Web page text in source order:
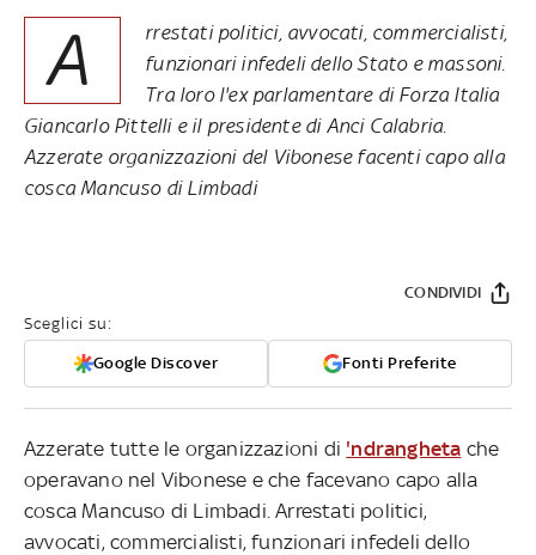
A
rrestati politici, avvocati, commercialisti,
funzionari infedeli dello Stato e massoni.
Tra loro l'ex parlamentare di Forza Italia
Giancarlo Pittelli e il presidente di Anci Calabria.
Azzerate organizzazioni del Vibonese facenti capo alla
cosca Mancuso di Limbadi
Sceglici su:
Google Discover Fonti Preferite
CONDIVIDI
Azzerate tutte le organizzazioni di 'ndrangheta che
operavano nel Vibonese e che facevano capo alla
cosca Mancuso di Limbadi. Arrestati politici,
avvocati, commercialisti, funzionari infedeli dello